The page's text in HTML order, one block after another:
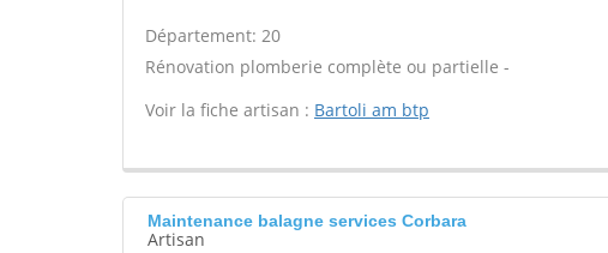
Département: 20
Rénovation plomberie complète ou partielle -
Voir la fiche artisan : Bartoli am btp
Maintenance balagne services Corbara
Artisan